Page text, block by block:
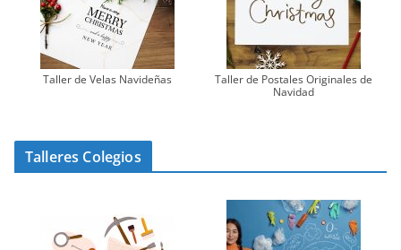
Taller de Velas Navideñas
Taller de Postales Originales de
Navidad
Talleres Colegios